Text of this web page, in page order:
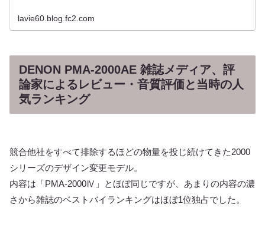
lavie60.blog.fc2.com
DENON PMA-2000AE 雑誌メディア、評
論家によるレビュー・音質評価と当時の人
気ランキング
競合他社をすべて排除するほどの物量を投じ続けてきた2000
シリーズのデザイン変更モデル。
内容は「PMA-2000Ⅳ」とほぼ同じですが、あまりの内容の濃
さから雑誌のベストバイランキングはほぼ1位独占でした。